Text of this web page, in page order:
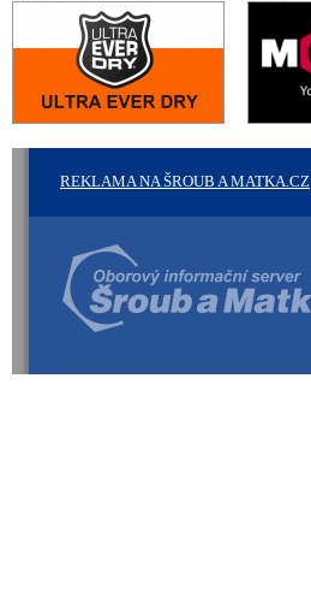
REKLAMA NA ŠROUB A MATKA.CZ